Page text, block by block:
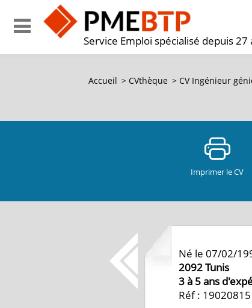
Service Emploi spécialisé depuis 27
Accueil > CVthèque > CV Ingénieur
Imprimer le CV
Né le 07/02/
2092Tunis
3 à 5 ans
Réf :